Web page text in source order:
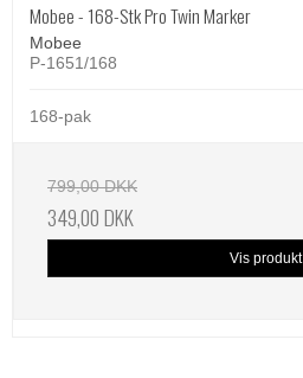
Mobee - 168-Stk Pro Twin Marker
Mobee
P-1651/168
168-pak
799,00 DKK
349,00 DKK
Vis produkt